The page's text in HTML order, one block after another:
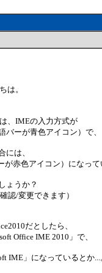
は。
、IMEの入力方式が
バーが青色アイコン）で、
には、
赤色アイコン）になって
ょうか？
認/変更できます）
だとしたら、
Office IME 2010」で、
IME」になっているとか...